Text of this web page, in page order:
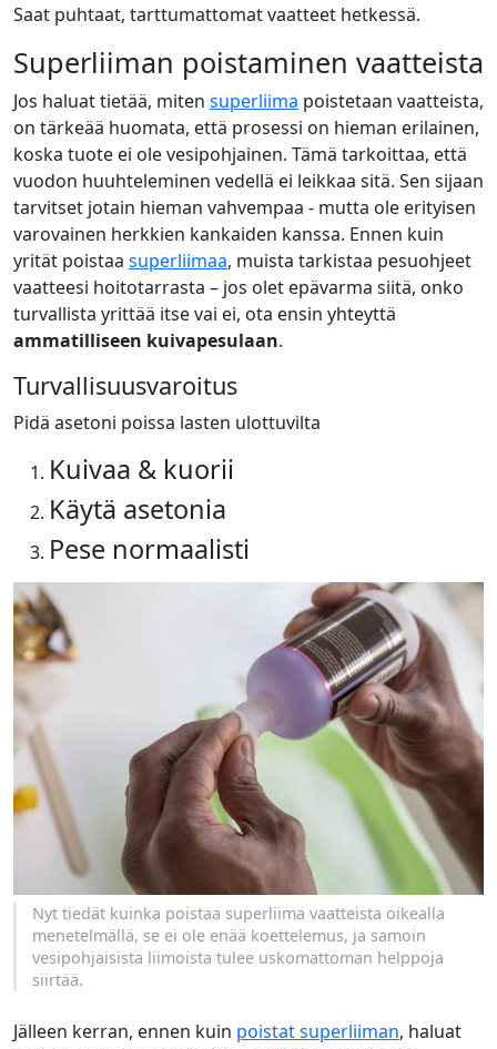
Saat puhtaat, tarttumattomat vaatteet hetkessä.
Superliiman poistaminen vaatteista
Jos haluat tietää, miten superliima poistetaan vaatteista,
on tärkeää huomata, että prosessi on hieman erilainen,
koska tuote ei ole vesipohjainen. Tämä tarkoittaa, että
vuodon huuhteleminen vedellä ei leikkaa sitä. Sen sijaan
tarvitset jotain hieman vahvempaa - mutta ole erityisen
varovainen herkkien kankaiden kanssa. Ennen kuin
yrität poistaa superliimaa, muista tarkistaa pesuohjeet
vaatteesi hoitotarrasta – jos olet epävarma siitä, onko
turvallista yrittää itse vai ei, ota ensin yhteyttä
ammatilliseen kuivapesulaan.
Turvallisuusvaroitus
Pidä asetoni poissa lasten ulottuvilta
Kuivaa & kuorii
Käytä asetonia
Pese normaalisti
Nyt tiedät kuinka poistaa superliima vaatteista oikealla
menetelmällä, se ei ole enää koettelemus, ja samoin
vesipohjaisista liimoista tulee uskomattoman helppoja
siirtää.
Jälleen kerran, ennen kuin poistat superliiman, haluat